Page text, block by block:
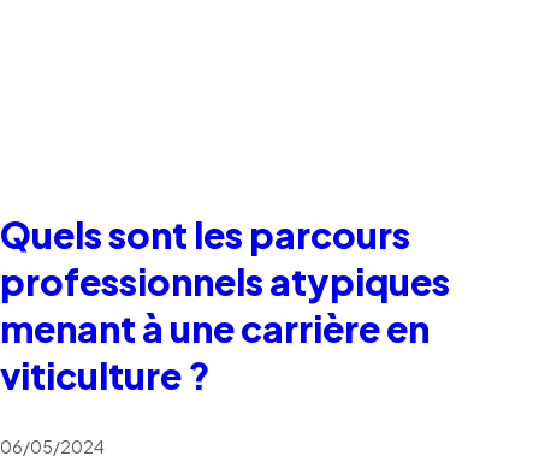
Quels sont les parcours
professionnels atypiques
menant à une carrière en
viticulture ?
06/05/2024